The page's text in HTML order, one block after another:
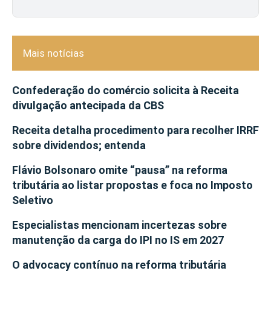
Mais notícias
Confederação do comércio solicita à Receita
divulgação antecipada da CBS
Receita detalha procedimento para recolher IRRF
sobre dividendos; entenda
Flávio Bolsonaro omite “pausa” na reforma
tributária ao listar propostas e foca no Imposto
Seletivo
Especialistas mencionam incertezas sobre
manutenção da carga do IPI no IS em 2027
O advocacy contínuo na reforma tributária